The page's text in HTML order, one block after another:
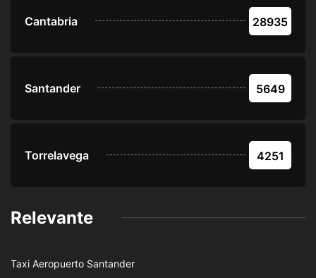
Cantabria 28935
Santander 5649
Torrelavega 4251
Relevante
Taxi Aeropuerto Santander